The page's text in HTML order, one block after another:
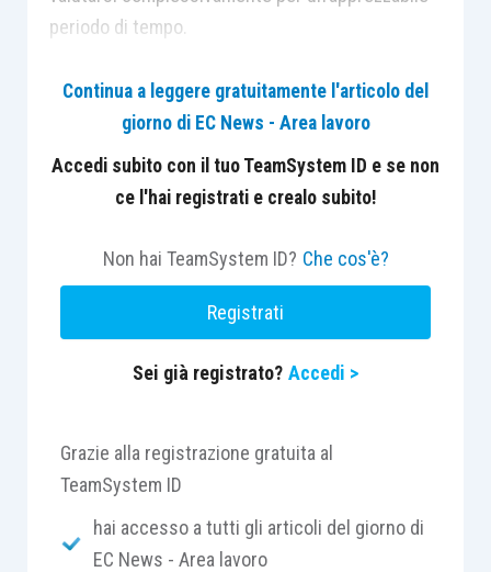
periodo di tempo.
In tal caso, la scarsa produttività del lavoratore,
sia in assoluto che comparata a quella dei
colleghi, può giustificare il licenziamento per c.d.
scarso rendimentoquale ipotesi di recesso del
contrattuali del prestatore.
E invero, la Corte di Cassazione, nel caso di
non sia vincolato a un risultato, deve allinearsi
Continua a leggere gratuitamente l'articolo del
giorno di EC News - Area lavoro
Accedi subito con il tuo TeamSystem ID e se non
ce l'hai registrati e crealo subito!
Non hai TeamSystem ID? Che cos'è?
Registrati
Sei già registrato? Accedi >
Grazie alla registrazione gratuita al
TeamSystem ID
hai accesso a tutti gli articoli del giorno di
EC News - Area lavoro